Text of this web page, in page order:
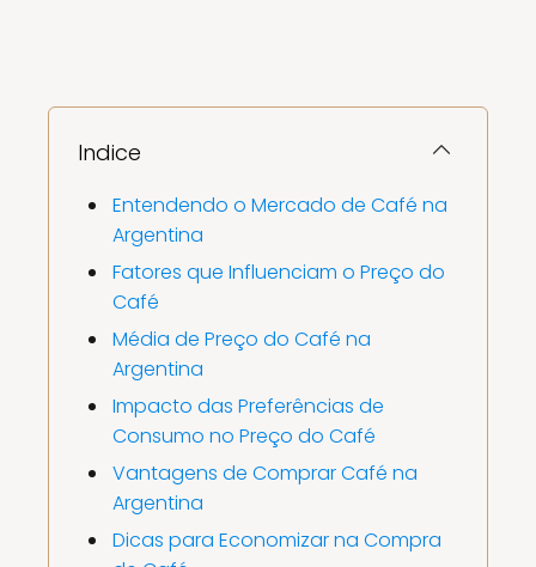
Indice
Entendendo o Mercado de Café na
Argentina
Fatores que Influenciam o Preço do
Café
Média de Preço do Café na
Argentina
Impacto das Preferências de
Consumo no Preço do Café
Vantagens de Comprar Café na
Argentina
Dicas para Economizar na Compra